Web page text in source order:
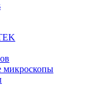
микроскопы